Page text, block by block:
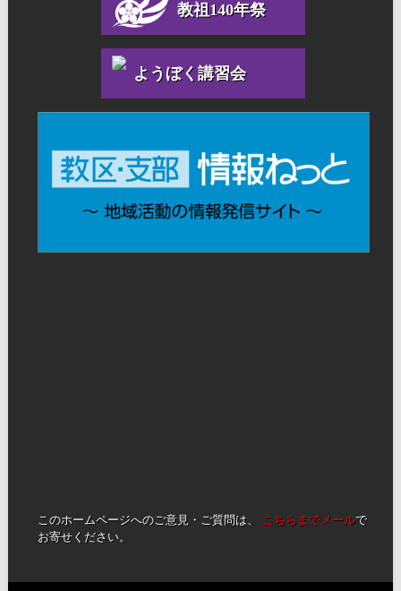
教祖140年祭
ようぼく講習会
このホームページへのご意見・ご質問は、 こちらまでメールで
お寄せください。